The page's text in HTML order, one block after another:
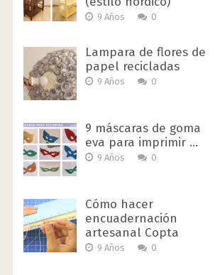
9 Años 0
Lampara de flores de
papel recicladas
9 Años 0
9 máscaras de goma
eva para imprimir …
9 Años 0
Cómo hacer
encuadernación
artesanal Copta
9 Años 0